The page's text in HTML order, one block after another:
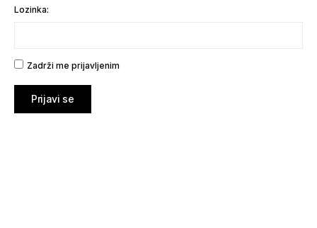
Lozinka:
Zadrži me prijavljenim
Prijavi se